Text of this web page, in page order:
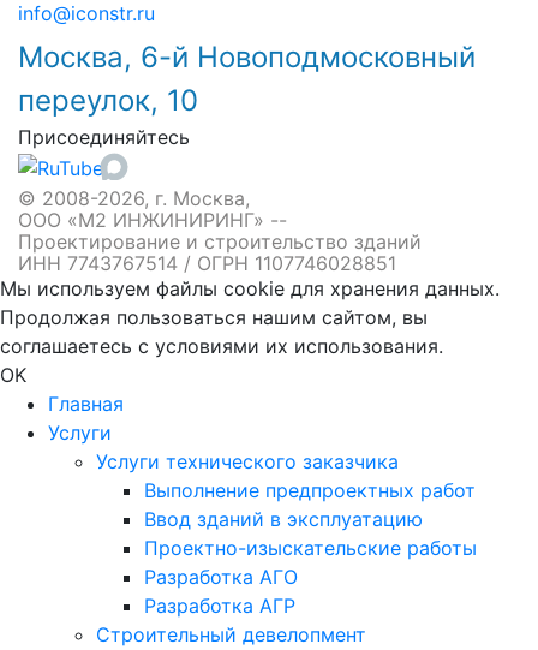
info@iconstr.ru
Москва, 6-й Новоподмосковный
переулок, 10
Присоединяйтесь
© 2008-2026, г. Москва,
ООО «М2 ИНЖИНИРИНГ» --
Проектирование и строительство зданий
ИНН 7743767514 / ОГРН 1107746028851
Мы используем файлы cookie для хранения данных.
Продолжая пользоваться нашим сайтом, вы
соглашаетесь с условиями их использования.
OK
Главная
Услуги
Услуги технического заказчика
Выполнение предпроектных работ
Ввод зданий в эксплуатацию
Проектно-изыскательские работы
Разработка АГО
Разработка АГР
Строительный девелопмент